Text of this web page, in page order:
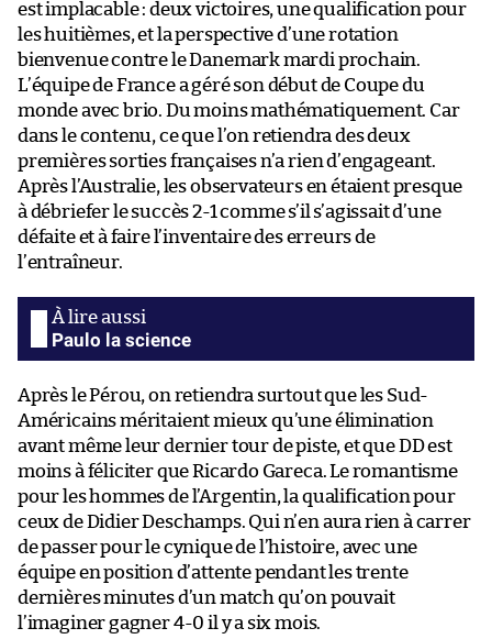
est implacable : deux victoires, une qualification pour
les huitièmes, et la perspective d’une rotation
bienvenue contre le Danemark mardi prochain.
L’équipe de France a géré son début de Coupe du
monde avec brio. Du moins mathématiquement. Car
dans le contenu, ce que l’on retiendra des deux
premières sorties françaises n’a rien d’engageant.
Après l’Australie, les observateurs en étaient presque
à débriefer le succès 2-1 comme s’il s’agissait d’une
défaite et à faire l’inventaire des erreurs de
l’entraîneur.
Paulo la science
Après le Pérou, on retiendra surtout que les Sud-
Américains méritaient mieux qu’une élimination
avant même leur dernier tour de piste, et que DD est
moins à féliciter que Ricardo Gareca. Le romantisme
pour les hommes de l’Argentin, la qualification pour
ceux de Didier Deschamps. Qui n’en aura rien à carrer
de passer pour le cynique de l’histoire, avec une
équipe en position d’attente pendant les trente
dernières minutes d’un match qu’on pouvait
l’imaginer gagner 4-0 il y a six mois.